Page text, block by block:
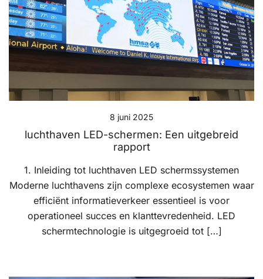
8 juni 2025
luchthaven LED-schermen: Een uitgebreid
rapport
1. Inleiding tot luchthaven LED schermssystemen
Moderne luchthavens zijn complexe ecosystemen waar
efficiënt informatieverkeer essentieel is voor
operationeel succes en klanttevredenheid. LED
schermtechnologie is uitgegroeid tot […]